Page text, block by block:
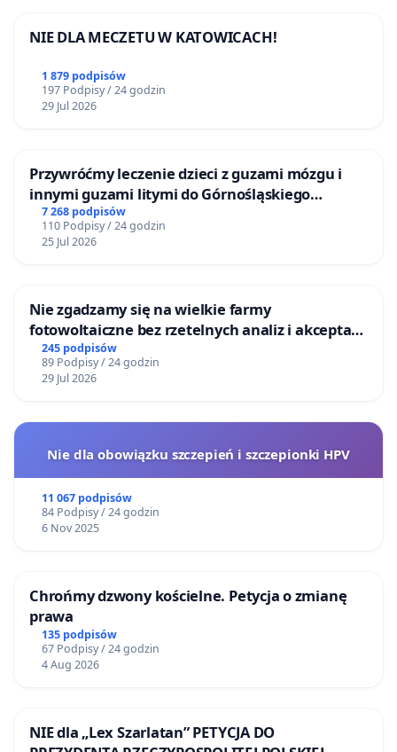
NIE DLA MECZETU W KATOWICACH!
1 879 podpisów
197 Podpisy / 24 godzin
29 Jul 2026
Przywróćmy leczenie dzieci z guzami mózgu i
innymi guzami litymi do Górnośląskiego
Centrum Zdrowia Dziecka w Katowicach
7 268 podpisów
110 Podpisy / 24 godzin
25 Jul 2026
Nie zgadzamy się na wielkie farmy
fotowoltaiczne bez rzetelnych analiz i akceptacji
mieszkańców
245 podpisów
89 Podpisy / 24 godzin
29 Jul 2026
Nie dla obowiązku szczepień i szczepionki HPV
11 067 podpisów
84 Podpisy / 24 godzin
6 Nov 2025
Chrońmy dzwony kościelne. Petycja o zmianę
prawa
135 podpisów
67 Podpisy / 24 godzin
4 Aug 2026
NIE dla „Lex Szarlatan” PETYCJA DO